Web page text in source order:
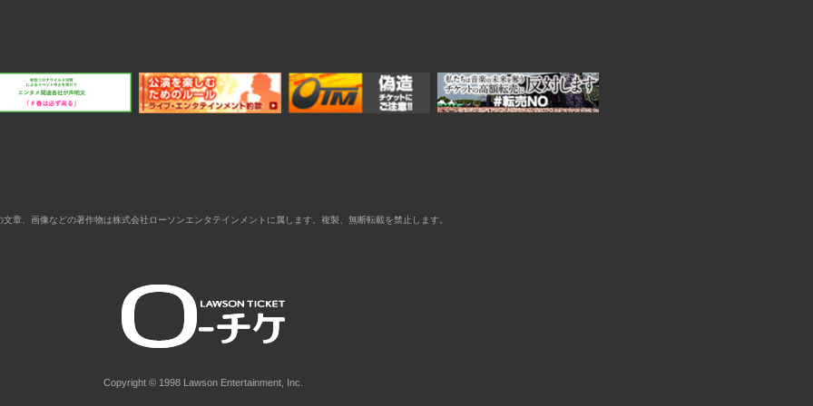
文章、画像などの著作物は株式会社ローソンエンタテインメントに属します。複製、無断転載を禁止します。
Copyright © 1998 Lawson Entertainment, Inc.